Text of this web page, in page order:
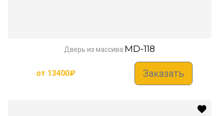
Дверь из массива MD-118
от 13400₽ Заказать